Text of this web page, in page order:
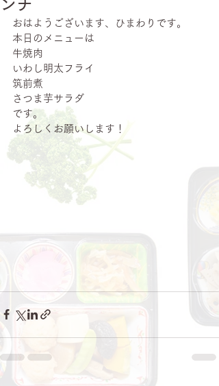
ンチ
おはようございます、ひまわりです。
本日のメニューは
牛焼肉
いわし明太フライ
筑前煮
さつま芋サラダ
です。
よろしくお願いします！